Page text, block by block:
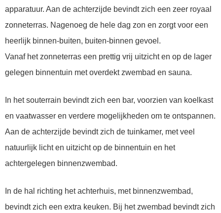
apparatuur. Aan de achterzijde bevindt zich een zeer royaal
zonneterras. Nagenoeg de hele dag zon en zorgt voor een
heerlijk binnen-buiten, buiten-binnen gevoel.
Vanaf het zonneterras een prettig vrij uitzicht en op de lager
gelegen binnentuin met overdekt zwembad en sauna.
In het souterrain bevindt zich een bar, voorzien van koelkast
en vaatwasser en verdere mogelijkheden om te ontspannen.
Aan de achterzijde bevindt zich de tuinkamer, met veel
natuurlijk licht en uitzicht op de binnentuin en het
achtergelegen binnenzwembad.
In de hal richting het achterhuis, met binnenzwembad,
bevindt zich een extra keuken. Bij het zwembad bevindt zich